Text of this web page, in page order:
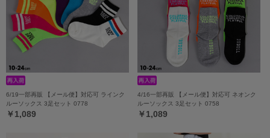
6/19一部再販 【メール便】対応可 ラインク
ルーソックス 3足セット 0778
￥1,089
4/16一部再販 【メール便】対応可 ネオンク
ルーソックス 3足セット 0758
￥1,089